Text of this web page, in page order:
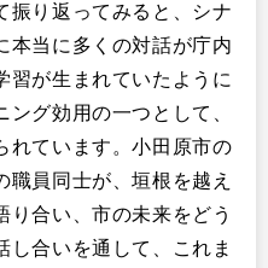
振り返ってみると、シナ
本当に多くの対話が庁内
習が生まれていたように
グ効用の一つとして、
れています。小田原市の
員同士が、垣根を越え
り合い、市の未来をどう
し合いを通して、これま